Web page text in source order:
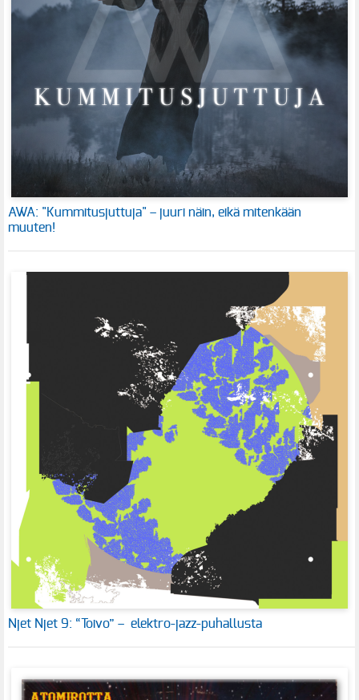
AWA: "Kummitusjuttuja" – juuri näin, eikä mitenkään
muuten!
Njet Njet 9: “Toivo” – elektro-jazz-puhallusta